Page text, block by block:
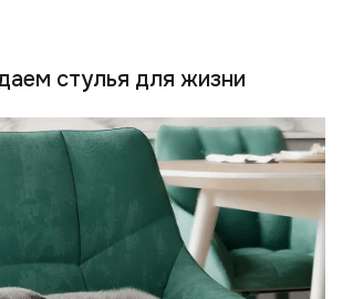
стулья для жизни